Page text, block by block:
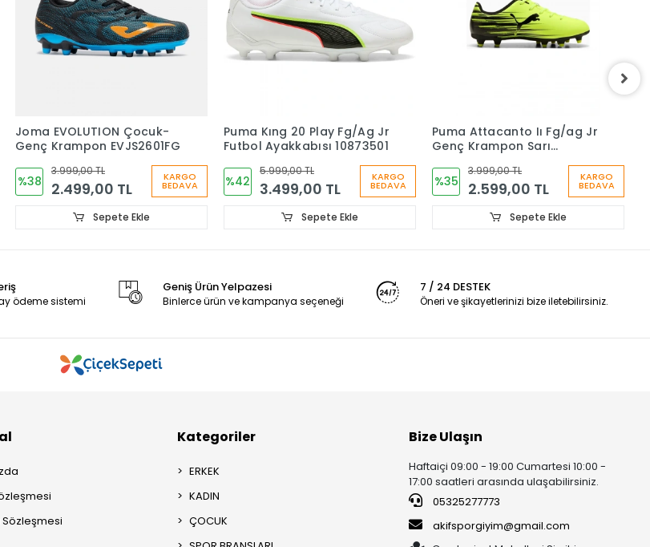
Joma EVOLUTION Çocuk-
Genç Krampon EVJS2601FG
%38
3.999,00 TL
2.499,00 TL
KARGO
BEDAVA
Sepete Ekle
Puma Kıng 20 Play Fg/Ag Jr
Futbol Ayakkabısı 10873501
%42
5.999,00 TL
3.499,00 TL
KARGO
BEDAVA
Sepete Ekle
Puma Attacanto Iı Fg/ag Jr
Genç Krampon Sarı
%35
3.999,00 TL
2.599,00 TL
KARGO
BEDAVA
Sepete Ekle
ödeme sistemi
Geniş Ürün Yelpazesi
Binlerce ürün ve kampanya seçeneği
7 / 24 DESTEK
Öneri ve şikayetlerinizi bize iletebilirsiniz.
Sözleşmesi
Kategoriler
ERKEK
KADIN
ÇOCUK
Bize Ulaşın
Haftaiçi 09:00 - 19:00 Cumartesi 10:00 -
17:00 saatleri arasında ulaşabilirsiniz.
05325277773
akifsporgiyim@gmail.com